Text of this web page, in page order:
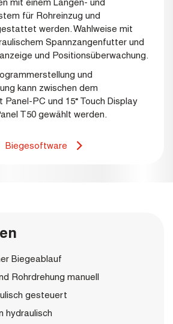
mit einem Längen- und
für Rohreinzug und
werden. Wahlweise mit
Spannzangenfutter und
und Positionsüberwachung.
und
kann zwischen dem
PC und 15“ Touch Display
T50 gewählt werden.
Biegesoftware
Biegeablauf
Rohrdrehung manuell
gesteuert
hydraulisch